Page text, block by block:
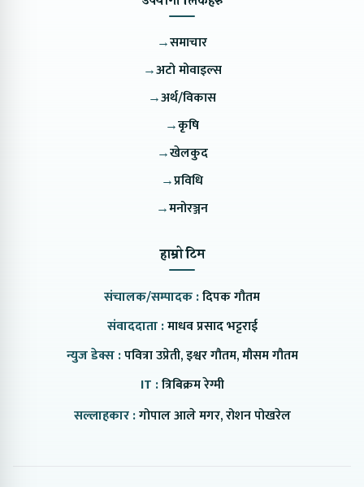
→समाचार
→अटो मोवाइल्स
→अर्थ/विकास
→कृषि
→खेलकुद
→प्रविधि
→मनोरञ्जन
हाम्रो टिम
संचालक/सम्पादक :दिपक गौतम
संवाददाता :माधव प्रसाद भट्टराई
न्युज डेक्स :पवित्रा उप्रेती, इश्वर गौतम, मौसम गौतम
IT :त्रिबिक्रम रेग्मी
सल्लाहकार :गोपाल आले मगर, रोशन पोखरेल